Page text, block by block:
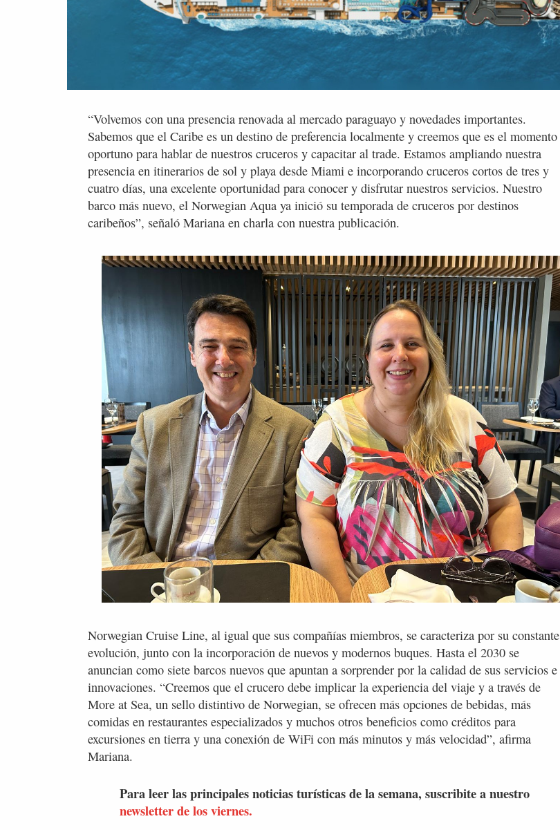
“Volvemos con una presencia renovada al mercado paraguayo y novedades importantes.
Sabemos que el Caribe es un destino de preferencia localmente y creemos que es el momento
oportuno para hablar de nuestros cruceros y capacitar al trade. Estamos ampliando nuestra
presencia en itinerarios de sol y playa desde Miami e incorporando cruceros cortos de tres y
cuatro días, una excelente oportunidad para conocer y disfrutar nuestros servicios. Nuestro
barco más nuevo, el Norwegian Aqua ya inició su temporada de cruceros por destinos
caribeños”, señaló Mariana en charla con nuestra publicación.
Norwegian Cruise Line, al igual que sus compañías miembros, se caracteriza por su constante
evolución, junto con la incorporación de nuevos y modernos buques. Hasta el 2030 se
anuncian como siete barcos nuevos que apuntan a sorprender por la calidad de sus servicios e
innovaciones. “Creemos que el crucero debe implicar la experiencia del viaje y a través de
More at Sea, un sello distintivo de Norwegian, se ofrecen más opciones de bebidas, más
comidas en restaurantes especializados y muchos otros beneficios como créditos para
excursiones en tierra y una conexión de WiFi con más minutos y más velocidad”, afirma
Mariana.
Para leer las principales noticias turísticas de la semana, suscribite a nuestro
newsletter de los viernes.